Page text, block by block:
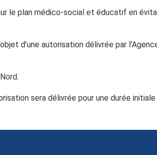
le plan médico-social et éducatif en
d’une autorisation délivrée par
sera délivrée pour une durée initiale